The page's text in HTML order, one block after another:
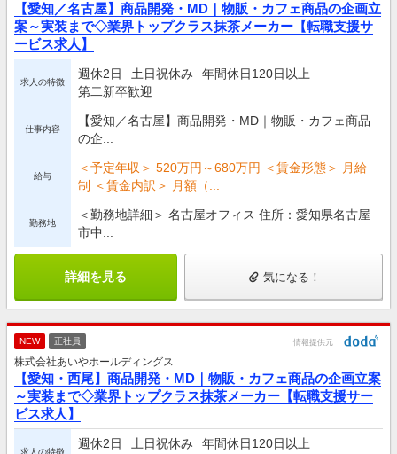
【愛知／名古屋】商品開発・MD｜物販・カフェ商品の企画立
案～実装まで◇業界トップクラス抹茶メーカー【転職支援サ
ービス求人】
求人の特徴
週休2日 土日祝休み
年間休日120日以上
第二新卒歓迎
仕事内容
【愛知／名古屋】商品開発・MD｜物販・カフェ商品
の企...
給与
＜予定年収＞ 520万円～680万円 ＜賃金形態＞ 月給
制 ＜賃金内訳＞ 月額（...
勤務地
＜勤務地詳細＞ 名古屋オフィス 住所：愛知県名古屋
市中...
詳細を見る 気になる！
NEW 正社員 情報提供元
株式会社あいやホールディングス
【愛知・西尾】商品開発・MD｜物販・カフェ商品の企画立案
～実装まで◇業界トップクラス抹茶メーカー【転職支援サー
ビス求人】
求人の特徴
週休2日 土日祝休み 年間休日120日以上